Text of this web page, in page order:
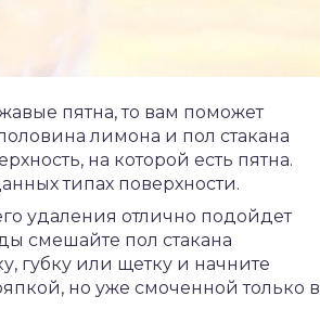
пятна, то вам поможет
лимона и пол стакана
на которой есть пятна.
типах поверхности.
удаления отлично подойдет
смешайте пол стакана
губку или щетку и начните
но уже смоченной только в